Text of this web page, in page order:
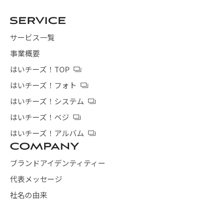
サービス一覧
事業概要
はいチーズ！TOP
はいチーズ！フォト
はいチーズ！システム
はいチーズ！ベジ
はいチーズ！アルバム
ブランドアイデンティティー
代表メッセージ
社名の由来